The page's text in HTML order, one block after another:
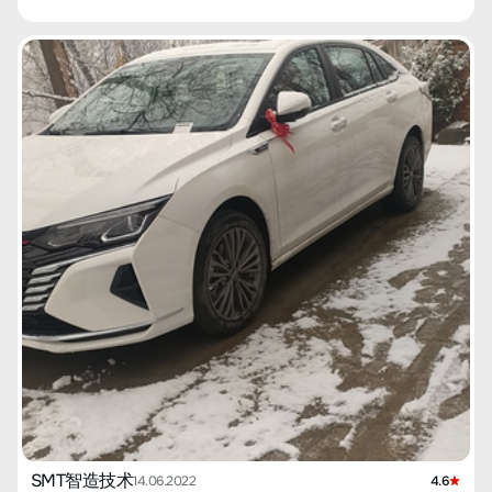
машине. Прошел месяц, а автомобиль так и не прибыл, и не
было никаких конкретных сроков доставки. В тот момент я
оказался в командировке в районе Цзяньян, где находится
дилерский центр, и решил зайти. Продавцы в салоне оказались
очень дружелюбными. Я сказал им, что заказал машину через
Suning, и назвал цену, на что они ответили, что могут продать
мне авто по той же цене и у них есть машины на складе. Я
сильно пожалел, что сделал заказ через Suning. Менеджер
Чэнь помогал мне и Suning. Он показал мне ту самую машину в
темно-синем цвете и предложил рассмотреть возможность
обмена, чтобы я мог сразу начать оформление документов на
машину. После долгих раздумий я выбрал эту машину, чтобы
скорее получить ее. 13 марта я окончательно определился, и
полагал, что до конца моей командировки 16 марта вопрос с
машиной решится. Однако, поскольку Suning должен был
отправить соответствующие документы из провинции Цзянсу,
я не смог уладить все дела вовремя, пришлось вернуться в
свой родной город в ста километрах отсюда. В итоге я
планировал забрать машину на выходных, но в Цзяньяне
началась эпидемия, что еще больше отсрочило доставку. В
конечном итоге машину я получил 7 апреля, почти два месяца
спустя после оформления заказа. 【Отношение продавцов】
После столь долгого ожидания продавцы Suning
компенсировали мне неудобства топливной картой на 500
SMT智造技术14.06.2022 4.6